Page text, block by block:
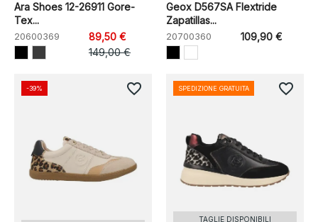
Ara Shoes 12-26911 Gore-
Tex...
20600369
89,50 €
149,00 €
Geox D567SA Flextride
Zapatillas...
20700360 109,90 €
-39% favorite_border
TAGLIE DISPONIBILI
SPEDIZIONE GRATUITA favorite_border